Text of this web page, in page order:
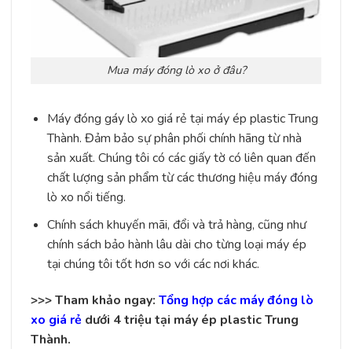
Mua máy đóng lò xo ở đâu?
Máy đóng gáy lò xo giá rẻ tại máy ép plastic Trung
Thành. Đảm bảo sự phân phối chính hãng từ nhà
sản xuất. Chúng tôi có các giấy tờ có liên quan đến
chất lượng sản phẩm từ các thương hiệu máy đóng
lò xo nổi tiếng.
Chính sách khuyến mãi, đổi và trả hàng, cũng như
chính sách bảo hành lâu dài cho từng loại máy ép
tại chúng tôi tốt hơn so với các nơi khác.
>>> Tham khảo ngay: Tổng hợp các máy đóng lò
xo giá rẻ dưới 4 triệu tại máy ép plastic Trung
Thành.